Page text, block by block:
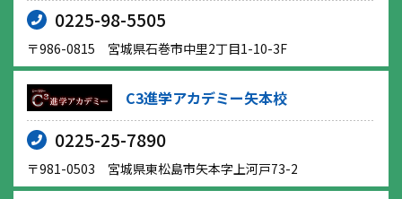
0225-98-5505
〒986-0815 宮城県石巻市中里2丁目1-10-3F
C3進学アカデミー矢本校
0225-25-7890
〒981-0503 宮城県東松島市矢本字上河戸73-2